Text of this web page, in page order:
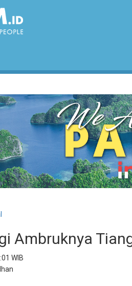
Ambruknya
WIB